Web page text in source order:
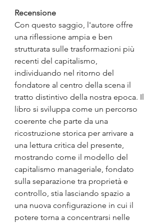
Recensione
Con questo saggio, l'autore offre
una riflessione ampia e ben
strutturata sulle trasformazioni più
recenti del capitalismo,
individuando nel ritorno del
fondatore al centro della scena il
tratto distintivo della nostra epoca. Il
libro si sviluppa come un percorso
coerente che parte da una
ricostruzione storica per arrivare a
una lettura critica del presente,
mostrando come il modello del
capitalismo manageriale, fondato
sulla separazione tra proprietà e
controllo, stia lasciando spazio a
una nuova configurazione in cui il
potere torna a concentrarsi nelle